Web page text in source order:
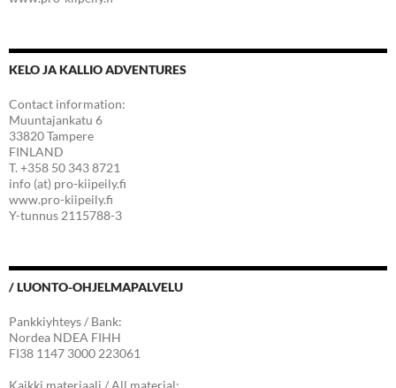
KELO JA KALLIO ADVENTURES
Contact information:
Muuntajankatu 6
33820 Tampere
FINLAND
T. +358 50 343 8721
info (at) pro-kiipeily.fi
www.pro-kiipeily.fi
Y-tunnus 2115788-3
/ LUONTO-OHJELMAPALVELU
Pankkiyhteys / Bank:
Nordea NDEA FIHH
FI38 1147 3000 223061